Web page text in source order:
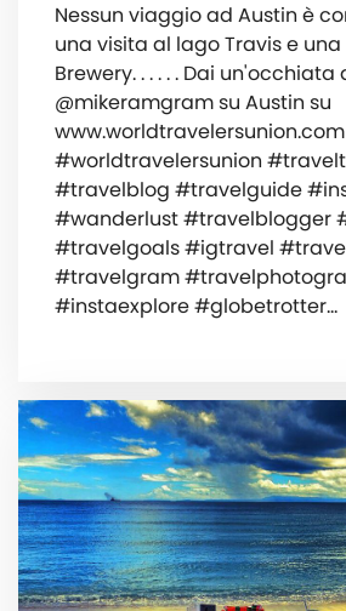
Nessun viaggio ad Austin è
una visita al lago Travis e
Brewery. . . . . . Dai
@mikeramgram su Austin su
www.worldtravelersunion.com .
#worldtravelersunion
#travelblog #travelguide
#wanderlust #travelblogger
#travelgoals #igtravel
#travelgram
#instaexplore #globetrotter…